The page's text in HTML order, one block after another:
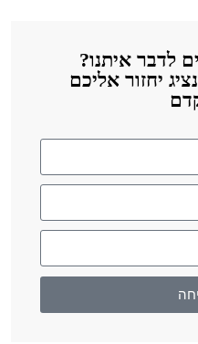
לדבר איתנו?
יחזור אליכם